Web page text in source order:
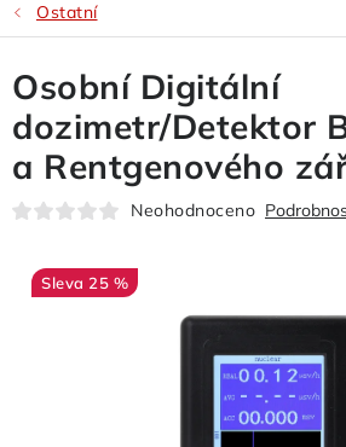
ŠPIONÁŽNÍ TECHNIKA
RUŠIČKY SIGNÁLU
KAMERY - BEZPEČNOST
GPS LOKÁTORY
ZESILOVAČE SIGNÁLU
FLASHDISKY A PAMĚTI
REDUKCE - REGULÁTORY
Ostatní
Osobní Digitální
dozimetr/Detektor
a Rentgenového
Neohodnoceno
25 %